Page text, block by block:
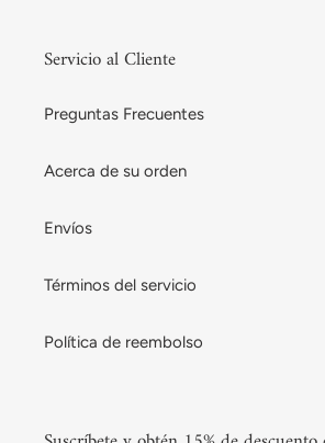
Servicio al Cliente
Preguntas Frecuentes
Acerca de su orden
Envíos
Términos del servicio
Política de reembolso